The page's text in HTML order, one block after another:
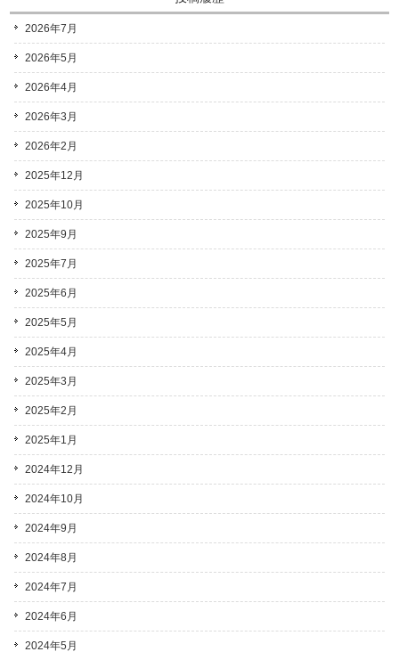
2026年7月
2026年5月
2026年4月
2026年3月
2026年2月
2025年12月
2025年10月
2025年9月
2025年7月
2025年6月
2025年5月
2025年4月
2025年3月
2025年2月
2025年1月
2024年12月
2024年10月
2024年9月
2024年8月
2024年7月
2024年6月
2024年5月